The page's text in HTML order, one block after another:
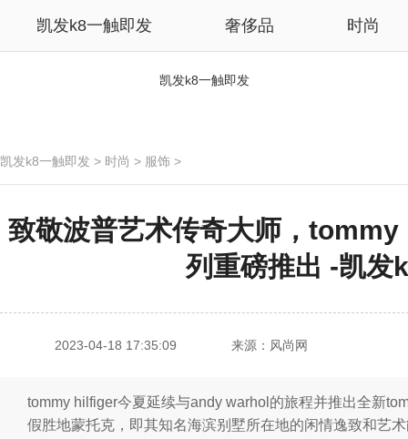
凯发k8一触即发 奢侈品 时尚
凯发k8一触即发
凯发k8一触即发 > 时尚 > 服饰 >
致敬波普艺术传奇大师，
列重磅推出 -凯发
2023-04-18 17:35:09 来源：风尚网
tommy hilfiger今夏延续与andy warhol的旅程并推出全新
假胜地蒙托克，即其知名海滨别墅所在地的闲情逸致和艺